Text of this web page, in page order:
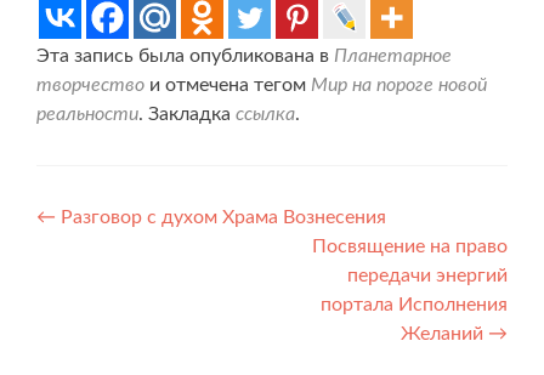
Эта запись была опубликована в Планетарное
творчество и отмечена тегом Мир на пороге новой
реальности. Закладка ссылка.
Навигация
← Разговор с духом Храма Вознесения
Посвящение на право
передачи энергий
портала Исполнения
Желаний →